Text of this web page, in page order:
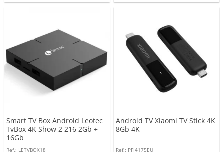
Smart TV Box Android Leotec
TvBox 4K Show 2 216 2Gb +
16Gb
Ref.: LETVBOX18
Android TV Xiaomi TV Stick 4K
8Gb 4K
Ref.: PFJ4175EU